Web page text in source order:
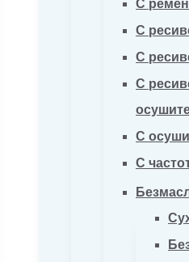
С
С
С
С
С
С